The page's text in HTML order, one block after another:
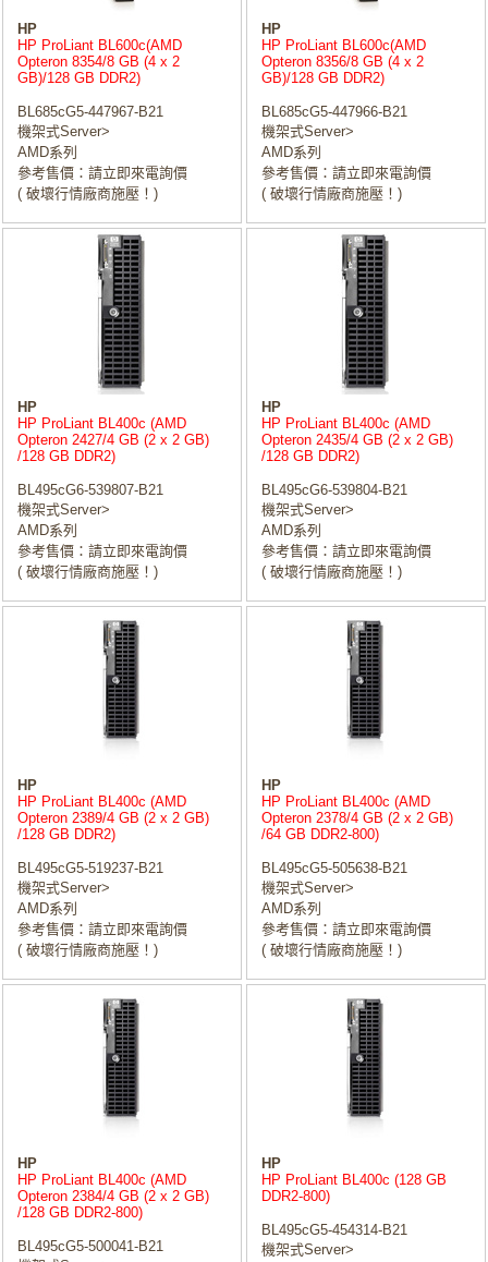
HP
HP ProLiant BL600c(AMD
Opteron 8354/8 GB (4 x 2
GB)/128 GB DDR2)
BL685cG5-447967-B21
機架式Server>
AMD系列
參考售價：請立即來電詢價
( 破壞行情廠商施壓！)
HP
HP ProLiant BL600c(AMD
Opteron 8356/8 GB (4 x 2
GB)/128 GB DDR2)
BL685cG5-447966-B21
機架式Server>
AMD系列
參考售價：請立即來電詢價
( 破壞行情廠商施壓！)
HP
HP ProLiant BL400c (AMD
Opteron 2427/4 GB (2 x 2 GB)
/128 GB DDR2)
BL495cG6-539807-B21
機架式Server>
AMD系列
參考售價：請立即來電詢價
( 破壞行情廠商施壓！)
HP
HP ProLiant BL400c (AMD
Opteron 2435/4 GB (2 x 2 GB)
/128 GB DDR2)
BL495cG6-539804-B21
機架式Server>
AMD系列
參考售價：請立即來電詢價
( 破壞行情廠商施壓！)
HP
HP ProLiant BL400c (AMD
Opteron 2389/4 GB (2 x 2 GB)
/128 GB DDR2)
BL495cG5-519237-B21
機架式Server>
AMD系列
參考售價：請立即來電詢價
( 破壞行情廠商施壓！)
HP
HP ProLiant BL400c (AMD
Opteron 2378/4 GB (2 x 2 GB)
/64 GB DDR2-800)
BL495cG5-505638-B21
機架式Server>
AMD系列
參考售價：請立即來電詢價
( 破壞行情廠商施壓！)
HP
HP ProLiant BL400c (AMD
Opteron 2384/4 GB (2 x 2 GB)
/128 GB DDR2-800)
BL495cG5-500041-B21
HP
HP ProLiant BL400c (128 GB
DDR2-800)
BL495cG5-454314-B21
機架式Server>